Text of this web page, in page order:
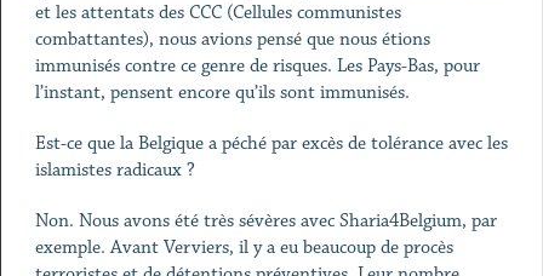
et les attentats des CCC (Cellules communistes
combattantes), nous avions pensé que nous étions
immunisés contre ce genre de risques. Les Pays-Bas, pour
l’instant, pensent encore qu’ils sont immunisés.
Est-ce que la Belgique a péché par excès de tolérance avec les
islamistes radicaux ?
Non. Nous avons été très sévères avec Sharia4Belgium, par
exemple. Avant Verviers, il y a eu beaucoup de procès